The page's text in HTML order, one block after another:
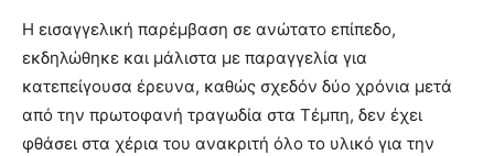
Η εισαγγελική παρέμβαση σε ανώτατο επίπεδο,
εκδηλώθηκε και μάλιστα με παραγγελία για
κατεπείγουσα έρευνα, καθώς σχεδόν δύο χρόνια μετά
από την πρωτοφανή τραγωδία στα Τέμπη, δεν έχει
φθάσει στα χέρια του ανακριτή όλο το υλικό για την